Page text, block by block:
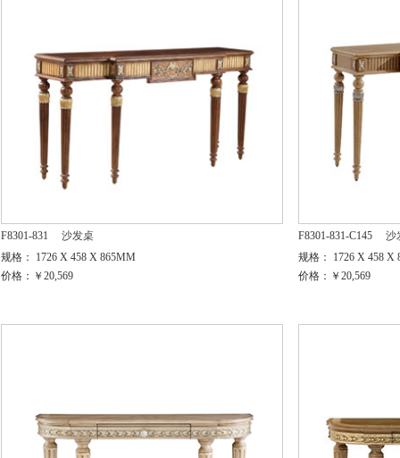
F8301-831
沙发桌
规格： 1726 X 458 X 865MM
价格：￥20,569
F8301-831-C145
沙
规格： 1726 X 458 X
价格：￥20,569